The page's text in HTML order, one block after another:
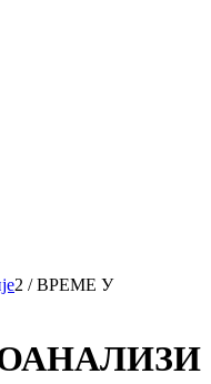
2 / ВРЕМЕ У